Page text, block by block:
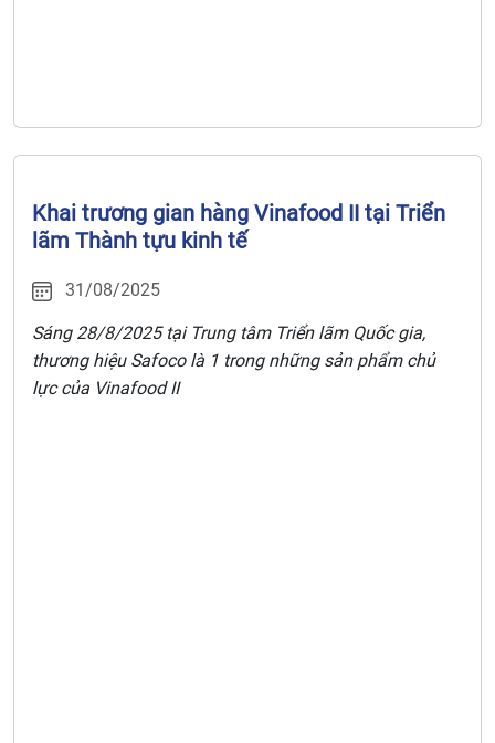
Khai trương gian hàng Vinafood II tại Triển
lãm Thành tựu kinh tế
31/08/2025
Sáng 28/8/2025 tại Trung tâm Triển lãm Quốc gia,
thương hiệu Safoco là 1 trong những sản phẩm chủ
lực của Vinafood II